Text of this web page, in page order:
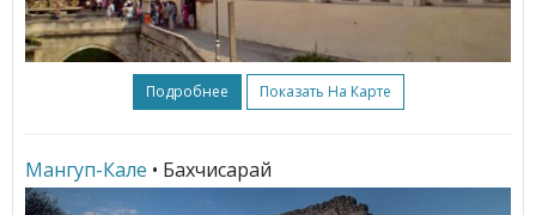
Подробнее Показать На Карте
Мангуп-Кале • Бахчисарай